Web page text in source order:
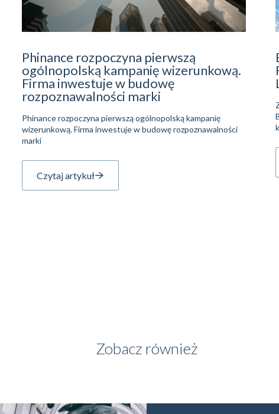
Phinance rozpoczyna pierwszą
ogólnopolską kampanię wizerunkową.
Firma inwestuje w budowę
rozpoznawalności marki
Phinance rozpoczyna pierwszą ogólnopolską kampanię
wizerunkową. Firma inwestuje w budowę rozpoznawalności
marki
Czytaj artykuł
Zobacz również